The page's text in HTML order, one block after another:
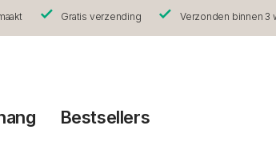
Gratis verzending Verzonden binnen 3
Bestsellers